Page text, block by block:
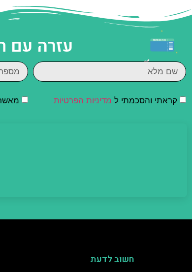
עזרה עם
קראתי והסכמתי ל מדיניות הפרטיות
חשוב לדעת